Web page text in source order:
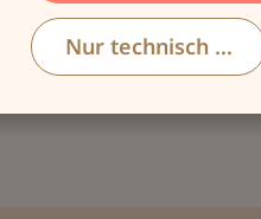
sanfte Modellierung
Nur technisch